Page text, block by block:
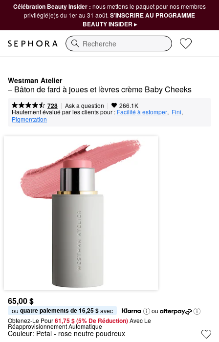
Célébration Beauty Insider : nous mettons le paquet pour nos membres
privilégié(e)s du 1er au 31 août. S’INSCRIRE AU PROGRAMME
BEAUTY INSIDER ▸
Recherche
Westman Atelier
– Bâton de fard à joues et lèvres crème Baby Cheeks
728 | Ask a question | 266.1K
Hautement évalué par les clients pour : Facilité à estomper, Fini,
Pigmentation
65,00 $
ou quatre paiements de 16,25 $ avec
ou
Obtenez-Le Pour61,75 $ (5% De Réduction) Avec Le
Réapprovisionnement Automatique
Couleur: Petal - rose neutre poudreux